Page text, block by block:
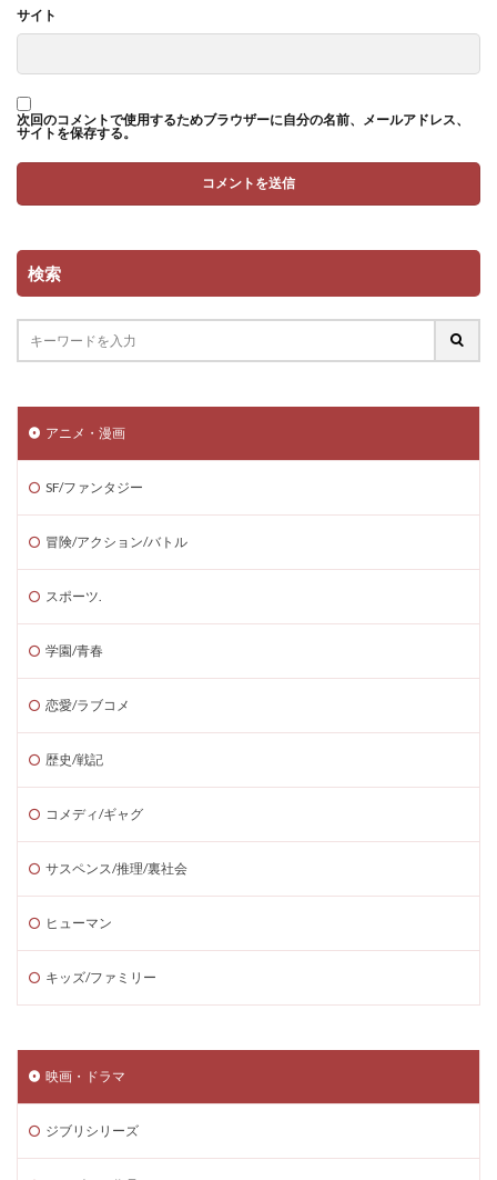
サイト
次回のコメントで使用するためブラウザーに自分の名前、メールアドレス、
サイトを保存する。
検索
アニメ・漫画
SF/ファンタジー
冒険/アクション/バトル
スポーツ.
学園/青春
恋愛/ラブコメ
歴史/戦記
コメディ/ギャグ
サスペンス/推理/裏社会
ヒューマン
キッズ/ファミリー
映画・ドラマ
ジブリシリーズ